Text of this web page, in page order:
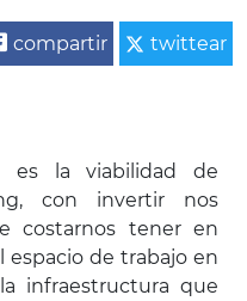
twittear
compartir
es la viabilidad de
con invertir nos
costarnos tener en
de trabajo en
infraestructura que